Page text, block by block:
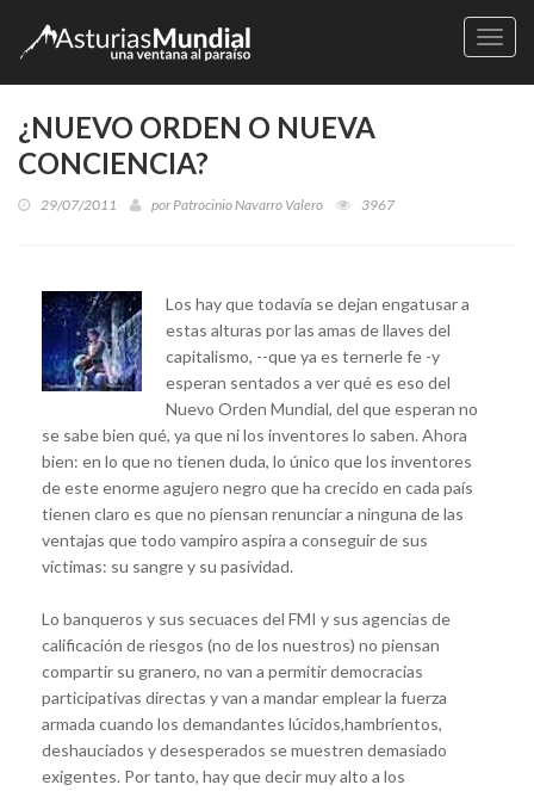
¿NUEVO ORDEN O NUEVA
CONCIENCIA?
29/07/2011 porPatrocinio Navarro Valero 3967
Los hay que todavía se dejan engatusar a
estas alturas por las amas de llaves del
capitalismo, --que ya es ternerle fe -y
esperan sentados a ver qué es eso del
Nuevo Orden Mundial, del que esperan no
se sabe bien qué, ya que ni los inventores lo saben. Ahora
bien: en lo que no tienen duda, lo único que los inventores
de este enorme agujero negro que ha crecido en cada país
tienen claro es que no piensan renunciar a ninguna de las
ventajas que todo vampiro aspira a conseguir de sus
víctimas: su sangre y su pasividad.
Lo banqueros y sus secuaces del FMI y sus agencias de
calificación de riesgos (no de los nuestros) no piensan
compartir su granero, no van a permitir democracias
participativas directas y van a mandar emplear la fuerza
armada cuando los demandantes lúcidos,hambrientos,
deshauciados y desesperados se muestren demasiado
exigentes. Por tanto, hay que decir muy alto a los